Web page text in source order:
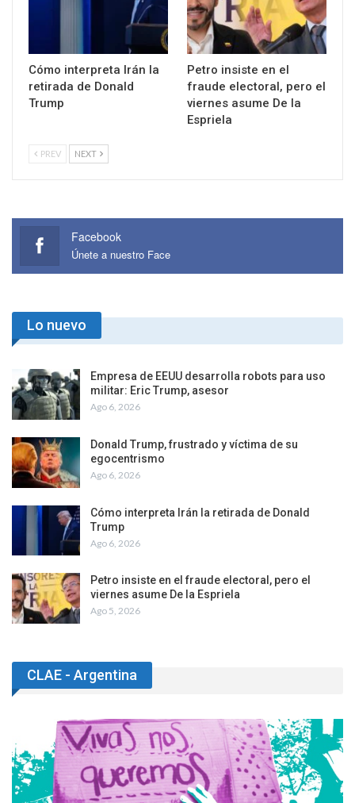
Cómo interpreta Irán la
retirada de Donald
Trump
Petro insiste en el
fraude electoral, pero el
viernes asume De la
Espriela
PREV NEXT
Facebook
Únete a nuestro Face
Lo nuevo
Empresa de EEUU desarrolla robots para uso
militar: Eric Trump, asesor
Ago 6, 2026
Donald Trump, frustrado y víctima de su
egocentrismo
Ago 6, 2026
Cómo interpreta Irán la retirada de Donald
Trump
Ago 6, 2026
Petro insiste en el fraude electoral, pero el
viernes asume De la Espriela
Ago 5, 2026
CLAE - Argentina